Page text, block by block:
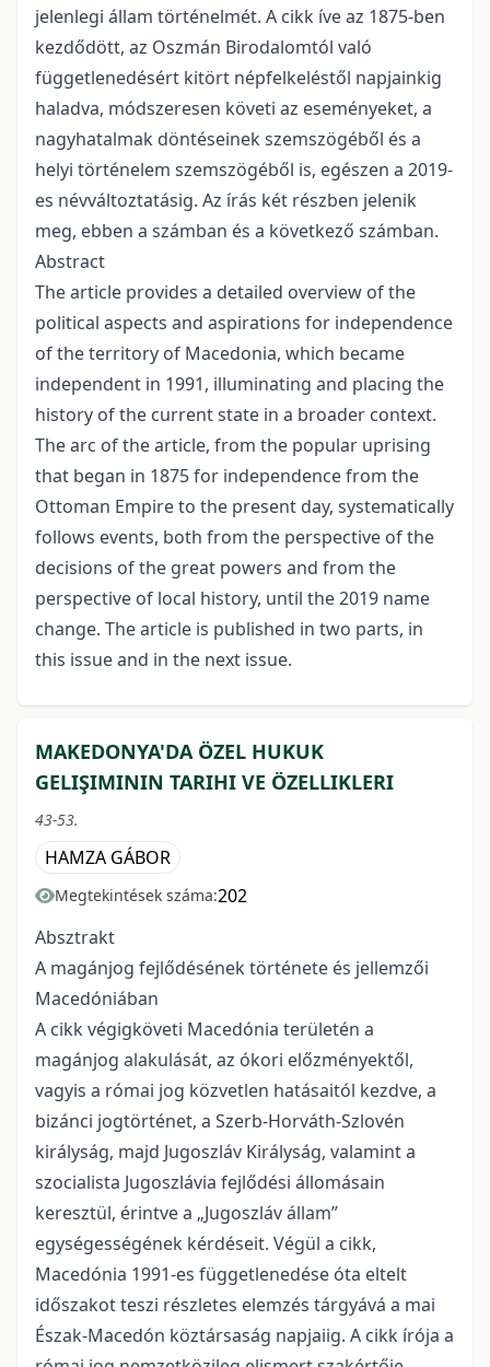
jelenlegi állam történelmét. A cikk íve az 1875-ben
kezdődött, az Oszmán Birodalomtól való
függetlenedésért kitört népfelkeléstől napjainkig
haladva, módszeresen követi az eseményeket, a
nagyhatalmak döntéseinek szemszögéből és a
helyi történelem szemszögéből is, egészen a 2019-
es névváltoztatásig. Az írás két részben jelenik
meg, ebben a számban és a következő számban.
Abstract
The article provides a detailed overview of the
political aspects and aspirations for independence
of the territory of Macedonia, which became
independent in 1991, illuminating and placing the
history of the current state in a broader context.
The arc of the article, from the popular uprising
that began in 1875 for independence from the
Ottoman Empire to the present day, systematically
follows events, both from the perspective of the
decisions of the great powers and from the
perspective of local history, until the 2019 name
change. The article is published in two parts, in
this issue and in the next issue.
MAKEDONYA'DA ÖZEL HUKUK
GELIŞIMININ TARIHI VE ÖZELLIKLERI
43-53.
HAMZA GÁBOR
Megtekintések száma:202
Absztrakt
A magánjog fejlődésének története és jellemzői
Macedóniában
A cikk végigköveti Macedónia területén a
magánjog alakulását, az ókori előzményektől,
vagyis a római jog közvetlen hatásaitól kezdve, a
bizánci jogtörténet, a Szerb-Horváth-Szlovén
királyság, majd Jugoszláv Királyság, valamint a
szocialista Jugoszlávia fejlődési állomásain
keresztül, érintve a „Jugoszláv állam”
egységességének kérdéseit. Végül a cikk,
Macedónia 1991-es függetlenedése óta eltelt
időszakot teszi részletes elemzés tárgyává a mai
Észak-Macedón köztársaság napjaiig. A cikk írója a